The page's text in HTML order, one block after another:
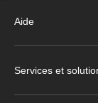
Aide
Services et